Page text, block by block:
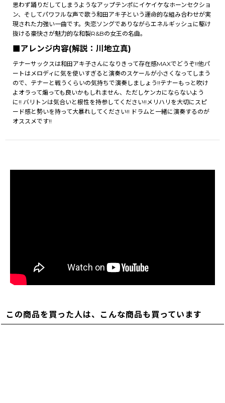
思わず踊りだしてしまうようなアップテンポにイケイケなホーンセクショ
ン、そしてパワフルな声で歌う和田アキ子という運命的な組み合わせが実
現された力強い一曲です。失恋ソングでありながらエネルギッシュに駆け
抜ける豪快さが魅力的な和製R&Bの女王の名曲。
■アレンジ内容(解説：川地立真)
テナーサックスは和田アキ子さんになりきって存在感MAXでどうぞ!!他パ
ートはメロディに気を使いすぎると演奏のスケールが小さくなってしまう
ので、テナーと戦うくらいの気持ちで演奏しましょう!!テナーもっと吹け
よオラって煽っても良いかもしれません、ただしケンカにならないよう
に!! バリトンは気合いと根性を持参してください!!メリハリを大切にスピ
ード感と勢いを持って大暴れしてください!! ドラムと一緒に演奏するのが
オススメです!!
この商品を買った人は、こんな商品も買っています